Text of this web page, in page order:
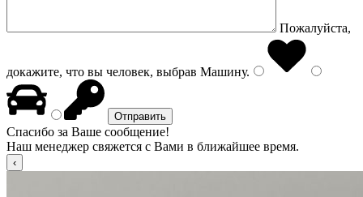
Пожалуйста,
докажите, что вы человек, выбрав Машину.
Спасибо за Ваше сообщение!
Наш менеджер свяжется с Вами в ближайшее время.